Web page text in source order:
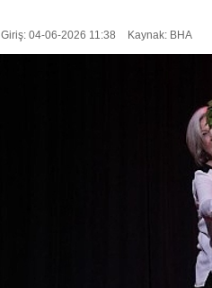
Giriş: 04-06-2026 11:38 Kaynak: BHA